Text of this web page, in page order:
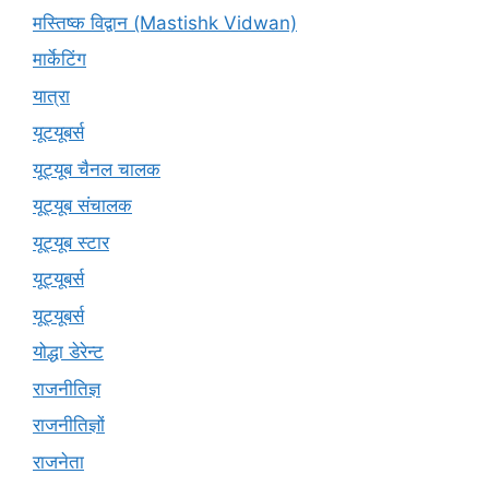
मस्तिष्क विद्वान (Mastishk Vidwan)
मार्केटिंग
यात्रा
यूटयूबर्स
यूट्यूब चैनल चालक
यूट्यूब संचालक
यूट्यूब स्टार
यूट्यूबर्स
यूट्‍यूबर्स
योद्धा डेरेन्ट
राजनीतिज्ञ
राजनीतिज्ञों
राजनेता